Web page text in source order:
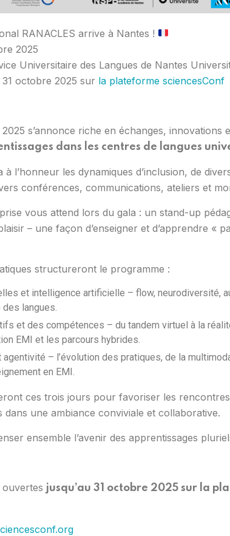
RANACLES arrive à Nantes !
2025
Universitaire des Langues de Nantes
31 octobre 2025 sur la plateforme sciencesConf
s’annonce riche en échanges, innovations
dans les centres de langues
l’honneur les dynamiques d’inclusion, de
conférences, communications, ateliers et
vous attend lors du gala : un stand-up
– une façon d’enseigner et d’apprendre «
structureront le programme :
et intelligence artificielle – flow, neurodiversité,
langues.
et des compétences – du tandem virtuel à la
EMI et les parcours hybrides.
– l’évolution des pratiques, de la
en EMI.
ces trois jours pour favoriser les
dans une ambiance conviviale et collaborative.
ensemble l’avenir des apprentissages
jusqu’au 31 octobre 2025 sur la